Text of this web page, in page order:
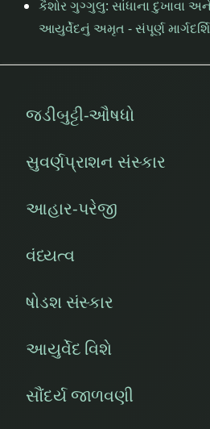
કૈશોર ગુગ્ગુલુ: સાંધાના દુખાવા અને
આયુર્વેદનું અમૃત - સંપૂર્ણ
જડીબુટ્ટી-ઔષધો
સુવર્ણપ્રાશન સંસ્કાર
આહાર-પરેજી
વંધ્યત્વ
ષોડશ સંસ્કાર
આયુર્વેદ વિશે
સૌંદર્ય જાળવણી